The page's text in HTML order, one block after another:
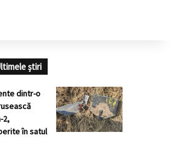
știri
dintr-o
2,
în satul